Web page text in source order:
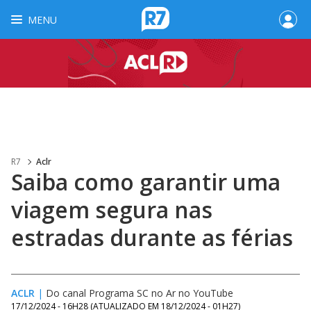
MENU
R7 Aclr
Saiba como garantir uma
viagem segura nas
estradas durante as férias
ACLR | Do canal Programa SC no Ar no YouTube
17/12/2024 - 16H28 (ATUALIZADO EM 18/12/2024 - 01H27)